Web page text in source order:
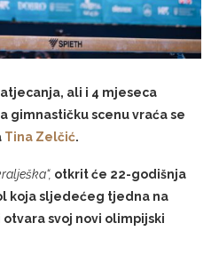
ali i 4 mjeseca
gimnastičku scenu vraća se
Tina Zelčić.
otkrit će 22-godišnja
koja sljedećeg tjedna na
svoj novi olimpijski